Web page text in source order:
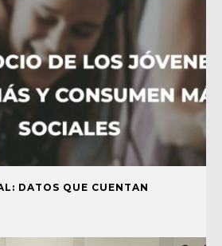
DATOS QUE CUENTAN